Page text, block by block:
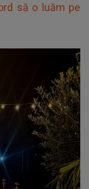
să o luăm pe